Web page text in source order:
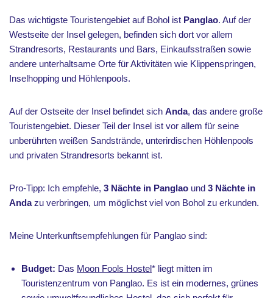
Das wichtigste Touristengebiet auf Bohol ist Panglao. Auf der
Westseite der Insel gelegen, befinden sich dort vor allem
Strandresorts, Restaurants und Bars, Einkaufsstraßen sowie
andere unterhaltsame Orte für Aktivitäten wie Klippenspringen,
Inselhopping und Höhlenpools.
Auf der Ostseite der Insel befindet sich Anda, das andere große
Touristengebiet. Dieser Teil der Insel ist vor allem für seine
unberührten weißen Sandstrände, unterirdischen Höhlenpools
und privaten Strandresorts bekannt ist.
Pro-Tipp: Ich empfehle, 3 Nächte in Panglao und 3 Nächte in
Andazu verbringen, um möglichst viel von Bohol zu erkunden.
Meine Unterkunftsempfehlungen für Panglao sind:
Budget: Das Moon Fools Hostel* liegt mitten im
Touristenzentrum von Panglao. Es ist ein modernes, grünes